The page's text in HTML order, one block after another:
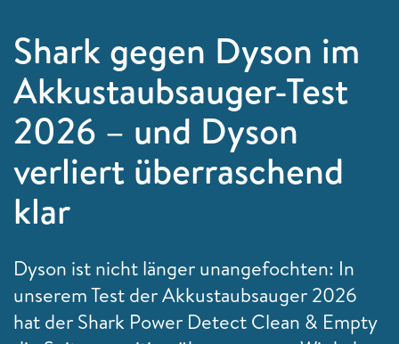
Shark gegen Dyson im
Akkustaubsauger-Test
2026 – und Dyson
verliert überraschend
klar
Dyson ist nicht länger unangefochten: In
unserem Test der Akkustaubsauger 2026
hat der Shark Power Detect Clean & Empty